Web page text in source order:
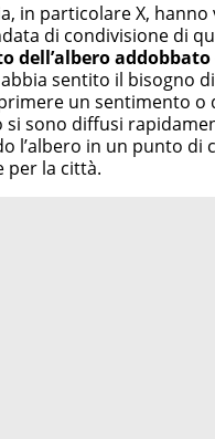
in particolare X, hanno
di condivisione di
dell’albero addobbato
sentito il bisogno
un sentimento o
si sono diffusi
l’albero in un punto di
per la città.